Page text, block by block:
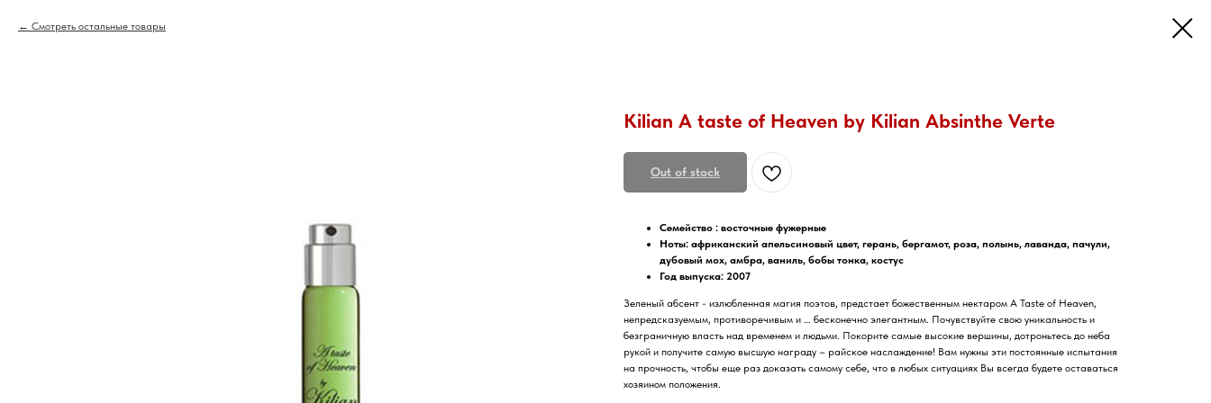
Смотреть остальные товары
Kilian A taste of Heaven by Kilian Absinthe Verte
Out of stock
Семейство : восточные фужерные
Ноты: африканский апельсиновый цвет, герань, бергамот, роза, полынь, лаванда, пачули,
дубовый мох, амбра, ваниль, бобы тонка, костус
Год выпуска: 2007
Зеленый абсент - излюбленная магия поэтов, предстает божественным нектаром A Taste of Heaven,
непредсказуемым, противоречивым и … бесконечно элегантным. Почувствуйте свою уникальность и
безграничную власть над временем и людьми. Покорите самые высокие вершины, дотроньтесь до неба
рукой и получите самую высшую награду – райское наслаждение! Вам нужны эти постоянные испытания
на прочность, чтобы еще раз доказать самому себе, что в любых ситуациях Вы всегда будете оставаться
хозяином положения.